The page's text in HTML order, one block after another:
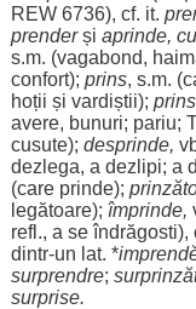
REW 6736), cf. it.
prenderși aprinde,
s.m. (vagabond,
confort); prins, s.m. (
hoții și vardiștii);
avere, bunuri; pariu;
cusute); desprinde,
dezlega, a dezlipi; a
(care prinde);
legătoare); împrinde,
refl., a seîndrăgosti),
dintr-un lat. *
surprendre;
surprise.